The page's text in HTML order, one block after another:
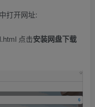
打开网址:
点击安装网盘下载